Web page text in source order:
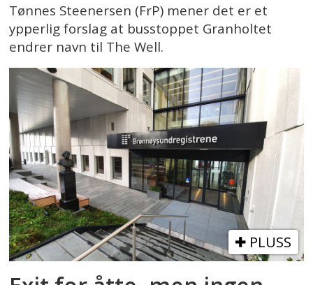
Tønnes Steenersen (FrP) mener det er et
ypperlig forslag at busstoppet Granholtet
endrer navn til The Well.
PLUSS